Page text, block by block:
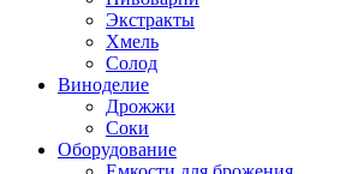
Экстракты
Хмель
Солод
Виноделие
Дрожжи
Соки
Оборудование